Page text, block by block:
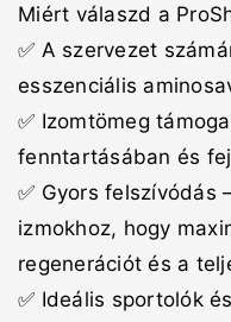
Miért válaszd a
✅ A szervezet
esszenciális
✅ Izomtömeg
fenntartásában és
✅ Gyors felszívódás
izmokhoz, hogy
regenerációt és a
✅ Ideális sportolók